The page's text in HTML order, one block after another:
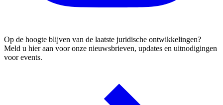
Op de hoogte blijven van de laatste juridische ontwikkelingen?
Meld u hier aan voor onze nieuwsbrieven, updates en uitnodigingen
voor events.